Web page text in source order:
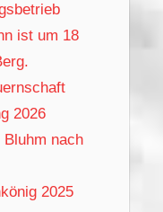
ist um 18
2026
nach
2025